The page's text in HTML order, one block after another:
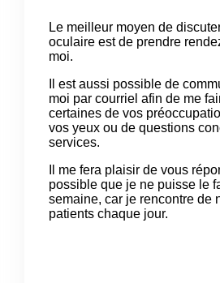
Le meilleur moyen de
oculaire est de prendre
moi.
Il est aussi possible de
moi par courriel afin de me
certaines de vos
vos yeux ou de questions
services.
Il me fera plaisir de vous
possible que je ne puisse le
semaine, car je rencontre de
patients chaque jour.